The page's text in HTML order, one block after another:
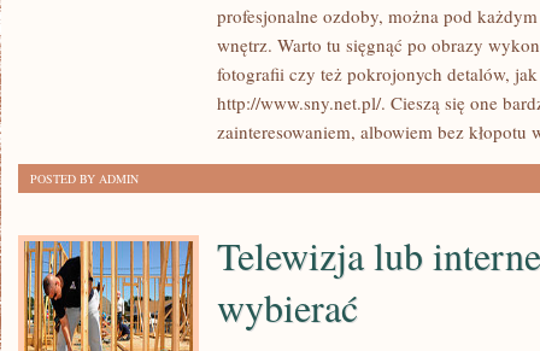
SIEBIE,
WOLNO
GO
SWOBODNIE
profesjonalne ozdoby, można pod
wnętrz. Warto tu sięgnąć po obrazy
fotografii czy też pokrojonych detalów,
http://www.sny.net.pl/. Cieszą się one
zainteresowaniem, albowiem bez kłopotu
POSTED BY ADMIN
Telewizja lub
wybierać